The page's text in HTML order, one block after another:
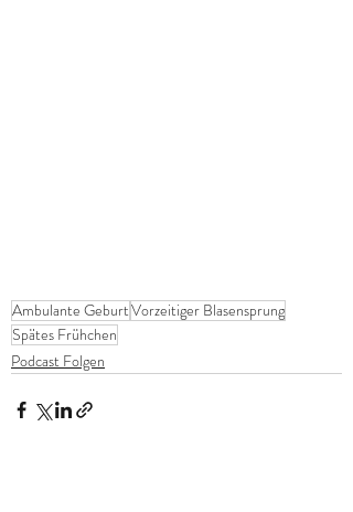
Ambulante GeburtVorzeitiger Blasensprung
Spätes Frühchen
Podcast Folgen